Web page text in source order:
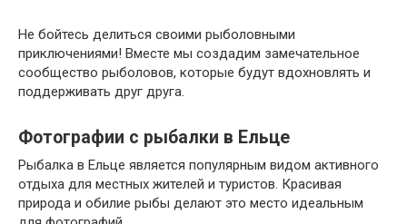
Не бойтесь делиться своими рыболовными
приключениями! Вместе мы создадим замечательное
сообщество рыболовов, которые будут вдохновлять и
поддерживать друг друга.
Фотографии с рыбалки в Ельце
Рыбалка в Ельце является популярным видом активного
отдыха для местных жителей и туристов. Красивая
природа и обилие рыбы делают это место идеальным